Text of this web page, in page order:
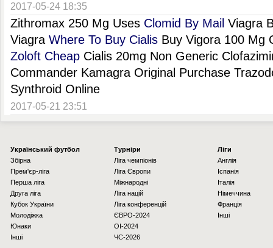
2017-05-24 18:35
Zithromax 250 Mg Uses Clomid By Mail Viagra
Viagra Where To Buy Cialis Buy Vigora 100 Mg
Zoloft Cheap Cialis 20mg Non Generic
Commander Kamagra Original Purchase
Synthroid Online
2017-05-21 23:51
Українcький футбол
Збірна
Прем'єр-ліга
Перша ліга
Друга ліга
Кубок України
Молодіжка
Юнаки
Інші
Турніри
Ліга чемпіонів
Ліга Європи
Міжнародні
Ліга націй
Ліга конференцій
ЄВРО-2024
OI-2024
ЧС-2026
Ліги
Англія
Іспанія
Італія
Німеччина
Франція
Інші